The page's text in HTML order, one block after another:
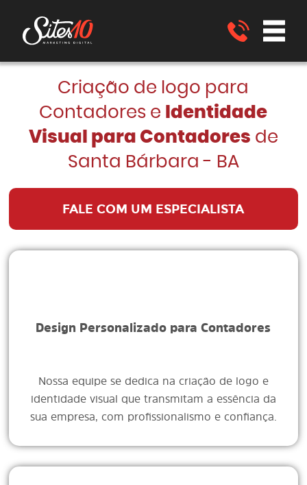
Criação de logo para
Contadores e Identidade
Visual para Contadores de
Santa Bárbara - BA
FALE COM UM ESPECIALISTA
Design Personalizado para Contadores
Nossa equipe se dedica na criação de logo e
identidade visual que transmitam a essência da
sua empresa, com profissionalismo e confiança.